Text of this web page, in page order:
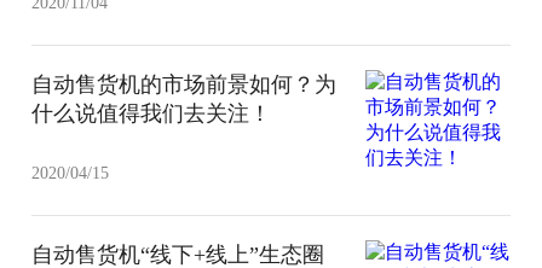
自动售货机的市场前景如何？为
什么说值得我们去关注！
2020/04/15
自动售货机“线下+线上”生态圈